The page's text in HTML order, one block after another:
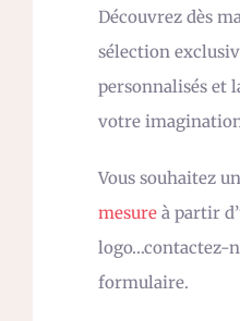
Découvrez dès
sélection
personnalisés et
votre
Vous souhaitez un
mesure à partir
logo…contactez-
formulaire.